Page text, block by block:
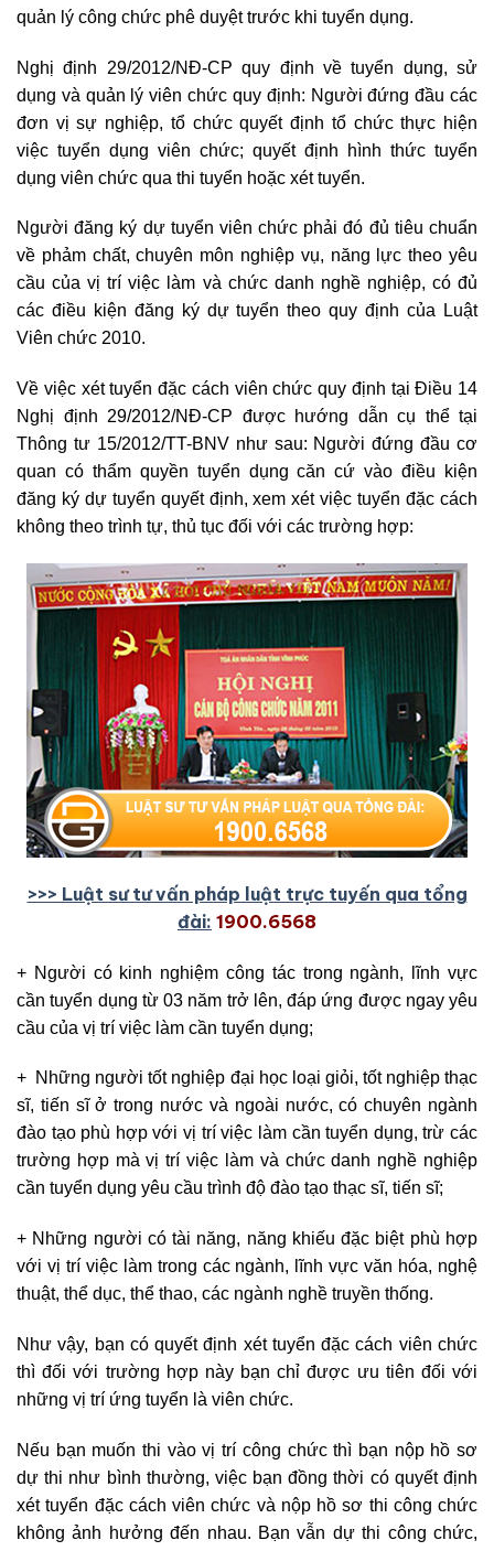
quản lý công chức phê duyệt trước khi tuyển dụng.
Nghị định 29/2012/NĐ-CP quy định về tuyển dụng, sử
dụng và quản lý viên chức quy định: Người đứng đầu các
đơn vị sự nghiệp, tổ chức quyết định tổ chức thực hiện
việc tuyển dụng viên chức; quyết định hình thức tuyển
dụng viên chức qua thi tuyển hoặc xét tuyển.
Người đăng ký dự tuyển viên chức phải đó đủ tiêu chuẩn
về phảm chất, chuyên môn nghiệp vụ, năng lực theo yêu
cầu của vị trí việc làm và chức danh nghề nghiệp, có đủ
các điều kiện đăng ký dự tuyển theo quy định của Luật
Viên chức 2010.
Về việc xét tuyển đặc cách viên chức quy định tại Điều 14
Nghị định 29/2012/NĐ-CP được hướng dẫn cụ thể tại
Thông tư 15/2012/TT-BNV như sau: Người đứng đầu cơ
quan có thẩm quyền tuyển dụng căn cứ vào điều kiện
đăng ký dự tuyển quyết định, xem xét việc tuyển đặc cách
không theo trình tự, thủ tục đối với các trường hợp:
>>> Luật sư tư vấn pháp luật trực tuyến qua tổng
đài: 1900.6568
+ Người có kinh nghiệm công tác trong ngành, lĩnh vực
cần tuyển dụng từ 03 năm trở lên, đáp ứng được ngay yêu
cầu của vị trí việc làm cần tuyển dụng;
+ Những người tốt nghiệp đại học loại giỏi, tốt nghiệp thạc
sĩ, tiến sĩ ở trong nước và ngoài nước, có chuyên ngành
đào tạo phù hợp với vị trí việc làm cần tuyển dụng, trừ các
trường hợp mà vị trí việc làm và chức danh nghề nghiệp
cần tuyển dụng yêu cầu trình độ đào tạo thạc sĩ, tiến sĩ;
+ Những người có tài năng, năng khiếu đặc biệt phù hợp
với vị trí việc làm trong các ngành, lĩnh vực văn hóa, nghệ
thuật, thể dục, thể thao, các ngành nghề truyền thống.
Như vậy, bạn có quyết định xét tuyển đặc cách viên chức
thì đối với trường hợp này bạn chỉ được ưu tiên đối với
những vị trí ứng tuyển là viên chức.
Nếu bạn muốn thi vào vị trí công chức thì bạn nộp hồ sơ
dự thi như bình thường, việc bạn đồng thời có quyết định
xét tuyển đặc cách viên chức và nộp hồ sơ thi công chức
không ảnh hưởng đến nhau. Bạn vẫn dự thi công chức,